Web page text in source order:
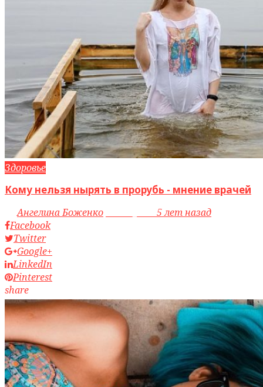
Здоровье
Кому нельзя нырять в прорубь - мнение врачей
byАнгелина Боженко
5 лет назад
Facebook
Twitter
Google+
LinkedIn
Pinterest
share